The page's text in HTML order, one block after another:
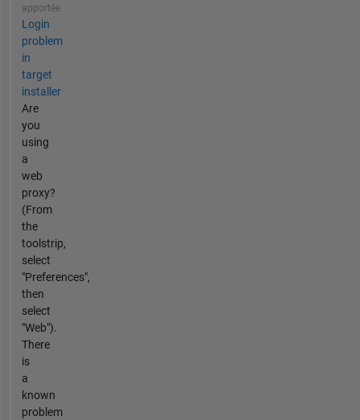
apportée
Login
problem
in
target
installer
Are
you
using
a
web
proxy?
(From
the
toolstrip,
select
"Preferences",
then
select
"Web").
There
is
a
known
problem